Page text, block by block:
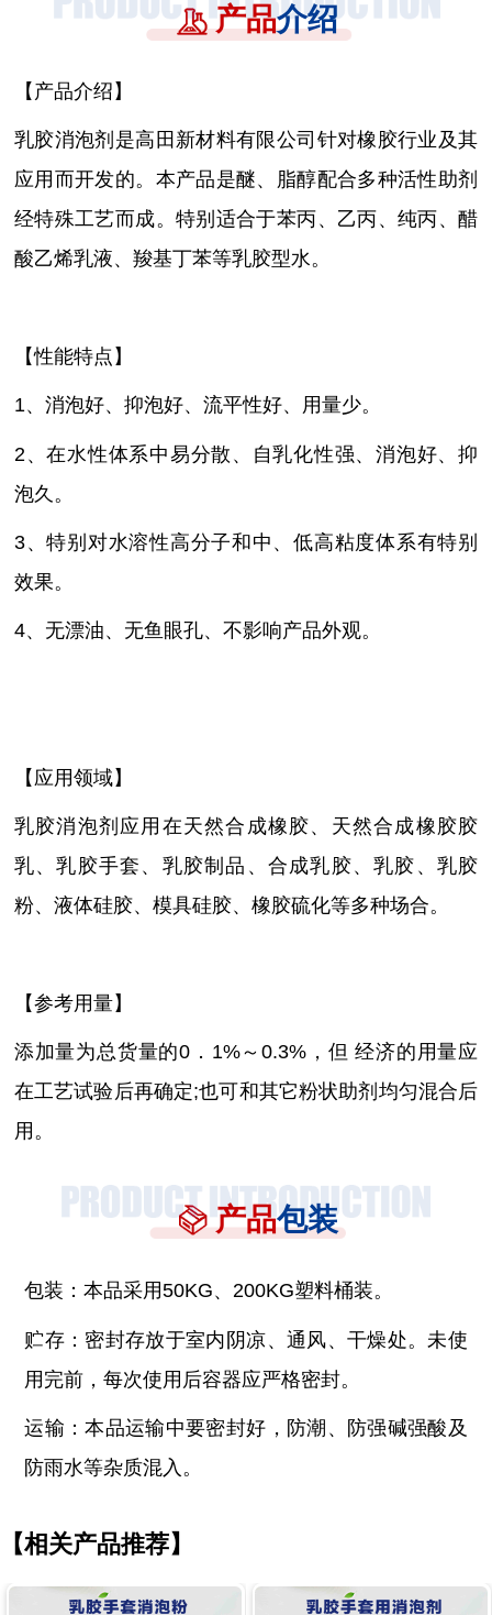
产品介绍
【产品介绍】
乳胶消泡剂是高田新材料有限公司针对橡胶行业及其
应用而开发的。本产品是醚、脂醇配合多种活性助剂
经特殊工艺而成。特别适合于苯丙、乙丙、纯丙、醋
酸乙烯乳液、羧基丁苯等乳胶型水。
【性能特点】
1、消泡好、抑泡好、流平性好、用量少。
2、在水性体系中易分散、自乳化性强、消泡好、抑
泡久。
3、特别对水溶性高分子和中、低高粘度体系有特别
效果。
4、无漂油、无鱼眼孔、不影响产品外观。
【应用领域】
乳胶消泡剂应用在天然合成橡胶、天然合成橡胶胶
乳、乳胶手套、乳胶制品、合成乳胶、乳胶、乳胶
粉、液体硅胶、模具硅胶、橡胶硫化等多种场合。
【参考用量】
添加量为总货量的0．1%～0.3%，但 经济的用量应
在工艺试验后再确定;也可和其它粉状助剂均匀混合后
用。
产品包装
包装：本品采用50KG、200KG塑料桶装。
贮存：密封存放于室内阴凉、通风、干燥处。未使
用完前，每次使用后容器应严格密封。
运输：本品运输中要密封好，防潮、防强碱强酸及
防雨水等杂质混入。
【相关产品推荐】